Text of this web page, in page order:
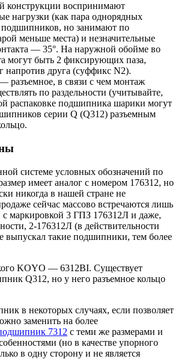
конструкции воспринимают
нагрузки (как пара однорядных
но занимают по
меньше места) и незначительные
— 35°. На наружной обойме во
могут быть 2 фиксирующих паза,
напротив друга (суффикс N2).
разъемное, в связи с чем монтаж
по раздельности (учитывайте,
распаковке подшипника шарики могут
серии Q (Q312) разъемным
системе условных обозначений по
имеет аналог с номером 176312, но
никогда в нашей стране не
сейчас массово встречаются лишь
с маркировкой 3 ГПЗ 176312Л и даже,
2-176312Л (в действительности
выпускал такие подшипники, тем более
KOYO — 6312BI. Существует
Q312, но у него разъемное кольцо
в некоторых случаях, если позволяет
заменить на более
7312 с теми же размерами и
(но в качестве упорного
в одну сторону и не является